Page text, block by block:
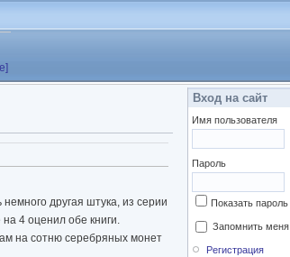
другая штука, из серии
4 оценил обе книги.
на сотню серебряных монет
Вход на сайт
Имя пользователя
Пароль
Показать пароль
Запомнить меня
Регистрация